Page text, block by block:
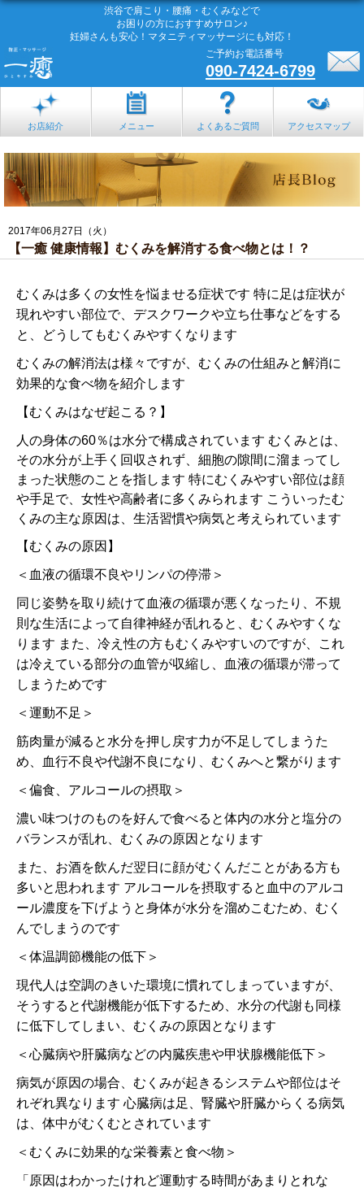
渋谷で肩こり・腰痛・むくみなどで
お困りの方におすすめサロン♪
妊婦さんも安心！マタニティマッサージにも対応！
ご予約お電話番号
090-7424-6799
お店紹介 メニュー よくあるご質問 アクセスマップ
2017年06月27日（火）
【一癒 健康情報】むくみを解消する食べ物とは！？
むくみは多くの女性を悩ませる症状です 特に足は症状が
現れやすい部位で、デスクワークや立ち仕事などをする
と、どうしてもむくみやすくなります
むくみの解消法は様々ですが、むくみの仕組みと解消に
効果的な食べ物を紹介します
【むくみはなぜ起こる？】
人の身体の60％は水分で構成されています むくみとは、
その水分が上手く回収されず、細胞の隙間に溜まってし
まった状態のことを指します 特にむくみやすい部位は顔
や手足で、女性や高齢者に多くみられます こういったむ
くみの主な原因は、生活習慣や病気と考えられています
【むくみの原因】
＜血液の循環不良やリンパの停滞＞
同じ姿勢を取り続けて血液の循環が悪くなったり、不規
則な生活によって自律神経が乱れると、むくみやすくな
ります また、冷え性の方もむくみやすいのですが、これ
は冷えている部分の血管が収縮し、血液の循環が滞って
しまうためです
＜運動不足＞
筋肉量が減ると水分を押し戻す力が不足してしまうた
め、血行不良や代謝不良になり、むくみへと繋がります
＜偏食、アルコールの摂取＞
濃い味つけのものを好んで食べると体内の水分と塩分の
バランスが乱れ、むくみの原因となります
また、お酒を飲んだ翌日に顔がむくんだことがある方も
多いと思われます アルコールを摂取すると血中のアルコ
ール濃度を下げようと身体が水分を溜めこむため、むく
んでしまうのです
＜体温調節機能の低下＞
現代人は空調のきいた環境に慣れてしまっていますが、
そうすると代謝機能が低下するため、水分の代謝も同様
に低下してしまい、むくみの原因となります
＜心臓病や肝臓病などの内臓疾患や甲状腺機能低下＞
病気が原因の場合、むくみが起きるシステムや部位はそ
れぞれ異なります 心臓病は足、腎臓や肝臓からくる病気
は、体中がむくむとされています
＜むくみに効果的な栄養素と食べ物＞
「原因はわかったけれど運動する時間があまりとれな